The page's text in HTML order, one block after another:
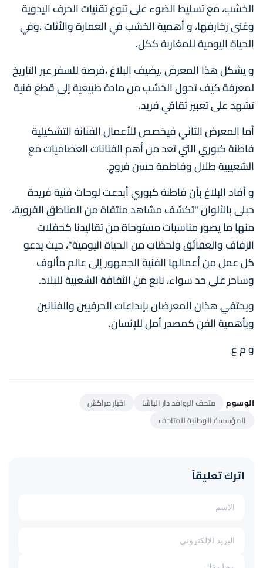
الخشب، مع تسليط الضوء على تنوع تقنيات الحرف اليدوية
وغنى زخارفها، و أهمية الخشب في العمارة والأثاث ،وفي
الحياة اليومية للمغاربة ككل.
و يشكل هذا المعرض ،يضيف البلاغ ،فرصة للسفر عبر التاريخ
لمعرفة كيف تحول الخشب من مادة طبيعية إلى قطع فنية
تشهد على تعبير ثقافي فريد،
أما المعرض الثاني فيخصص للأعمال الفنانة التشكيلية
فاطنة كبوري التي تعد من أهم الفنانات العصاميات مع
الشعيبية طلال وفاطمة حسن فروج.
و أفاد البلاغ بأن فاطنة كبوري أبدعت لوحات فنية فريدة
حبلى بالألوان "تكشف مشاهد منتقاة من المناطق القروية،
منها ما يصور مناسبات مستوحاة من تقاليدنا كحفلات
الزفاف والعقائق ولحظات من الحياة اليومية"، حيث يدعو
كل عمل من أعمالها الفنية الجمهور إلى عالم مألوف
وساحر على حد سواء، نابع من الثقافة الشعبية للبلاد.
ويحتفي هذان المعرضان بإبداعات الحرفيين والفنانين
وبأهمية الفن كمصدر أمل للإنسان.
و م ع
الوسوم متحف الروافد دار الباشا
اخبار مراكش
المؤسسة الوطنية للمتاحف
اترك تعليقاً